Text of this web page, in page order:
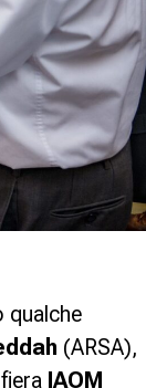
qualche
(ARSA),
IAOM